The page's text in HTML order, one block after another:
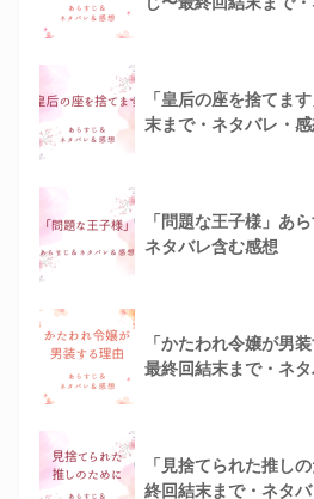
「皇后の座を捨てま
末まで・ネタバレ・
「問題な王子様」あ
ネタバレ含む感想
「かたわれ令嬢が男
最終回結末まで・ネ
「見捨てられた推し
終回結末まで・ネタ